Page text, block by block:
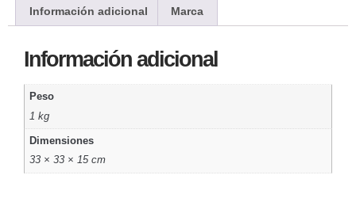
Información adicional Marca
Información adicional
Peso
1 kg
Dimensiones
33 × 33 × 15 cm